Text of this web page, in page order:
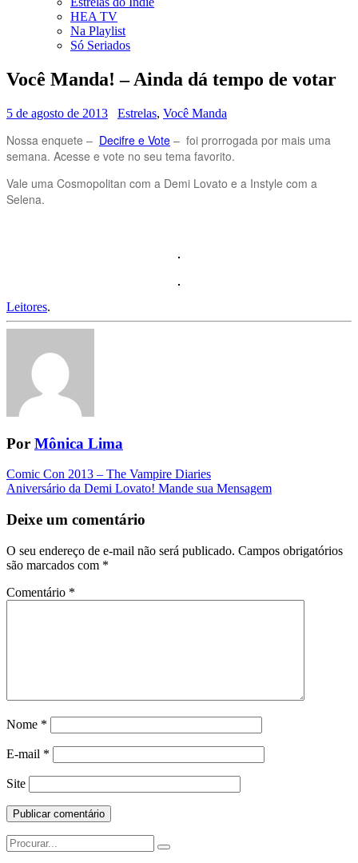
HEA TV
Na Playlist
Só Seriados
Você Manda! – Ainda dá tempo de votar
5 de agosto de 2013 Estrelas, Você Manda
Nossa enquete – Decifre e Vote – foi prorrogada por mais uma
semana. Acesse e vote no seu tema favorito.
Vale uma Cosmopolitan com a Demi Lovato e a Instyle com a
Selena.
Leitores.
Por Mônica Lima
Navegação
da
Postagem
Comic Con 2013 – The Vampire Diaries
Aniversário da Demi Lovato! Mande sua Mensagem
Deixe um comentário
O seu endereço de e-mail não será publicado. Campos obrigatórios
são marcados com *
Comentário *
Nome *
E-mail *
Site
Search
for: